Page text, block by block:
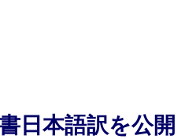
日本語訳を公開